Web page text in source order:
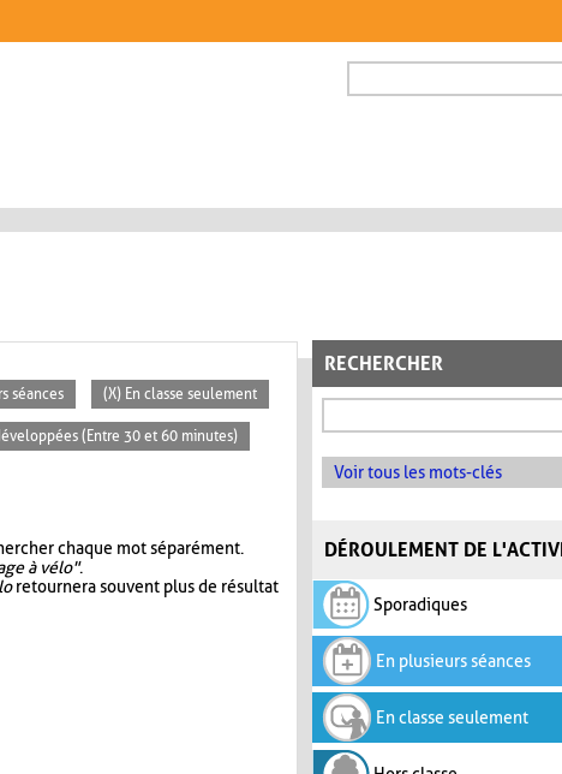
FORMULAIRE DE
RECHERCHER
Voir tous les mots-clés
DÉROULEMENT DE
Sporadiques
En plusieurs séances
En classe seulement
séances (X) En classe seulement
(Entre 30 et 60 minutes)
chaque mot séparément.
à vélo".
retournera souvent plus de résultat